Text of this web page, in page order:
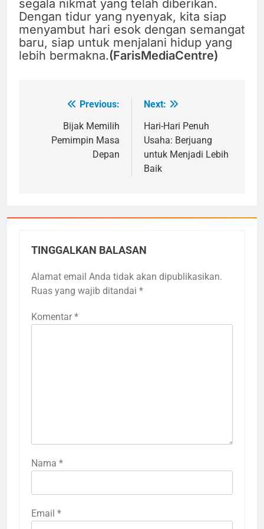
segala nikmat yang telah diberikan.
Dengan tidur yang nyenyak, kita siap
menyambut hari esok dengan semangat
baru, siap untuk menjalani hidup yang
lebih bermakna.(FarisMediaCentre)
NavigasiPrevious:
Bijak Memilih
Pemimpin Masa
Depan
Next:
Hari-Hari Penuh
Usaha: Berjuang
untuk Menjadi Lebih
Baik
TINGGALKAN BALASAN
Alamat email Anda tidak akan dipublikasikan.
Ruas yang wajib ditandai *
Komentar *
Nama *
Email *